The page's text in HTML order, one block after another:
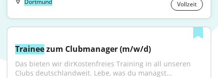
Dortmund Vollzeit
Trainee zum Clubmanager (m/w/d)
Das bieten wir dirKostenfreies Training in all unseren
Clubs deutschlandweit. Lebe, was du managst...